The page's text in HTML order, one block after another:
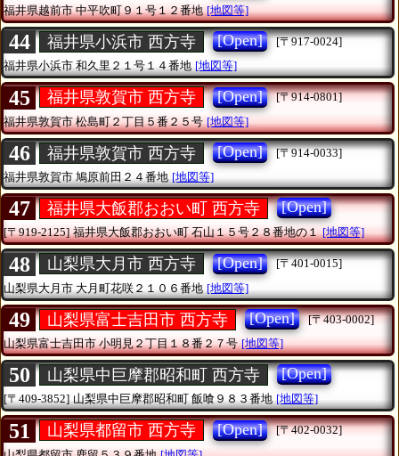
福井県越前市中平吹町９１号１２番地 [地図等]
44 福井県小浜市 西方寺 [Open]
[〒917-0024]
福井県小浜市和久里２１号１４番地 [地図等]
45 福井県敦賀市 西方寺 [Open]
[〒914-0801]
福井県敦賀市松島町２丁目５番２５号 [地図等]
46 福井県敦賀市 西方寺 [Open]
[〒914-0033]
福井県敦賀市鳩原前田２４番地 [地図等]
47 福井県大飯郡おおい町 西方寺 [Open]
[〒919-2125] 福井県大飯郡おおい町石山１５号２８番地の１ [地図等]
48 山梨県大月市 西方寺 [Open]
[〒401-0015]
山梨県大月市 大月町花咲２１０６番地 [地図等]
49 山梨県富士吉田市 西方寺 [Open]
[〒403-0002]
山梨県富士吉田市小明見２丁目１８番２７号 [地図等]
50 山梨県中巨摩郡昭和町 西方寺 [Open]
[〒409-3852] 山梨県中巨摩郡昭和町飯喰９８３番地 [地図等]
51 山梨県都留市 西方寺 [Open]
[〒402-0032]